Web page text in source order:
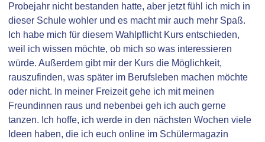
Probejahr nicht bestanden hatte, aber jetzt fühl ich mich in
dieser Schule wohler und es macht mir auch mehr Spaß.
Ich habe mich für diesem Wahlpflicht Kurs entschieden,
weil ich wissen möchte, ob mich so was interessieren
würde. Außerdem gibt mir der Kurs die Möglichkeit,
rauszufinden, was später im Berufsleben machen möchte
oder nicht. In meiner Freizeit gehe ich mit meinen
Freundinnen raus und nebenbei geh ich auch gerne
tanzen. Ich hoffe, ich werde in den nächsten Wochen viele
Ideen haben, die ich euch online im Schülermagazin